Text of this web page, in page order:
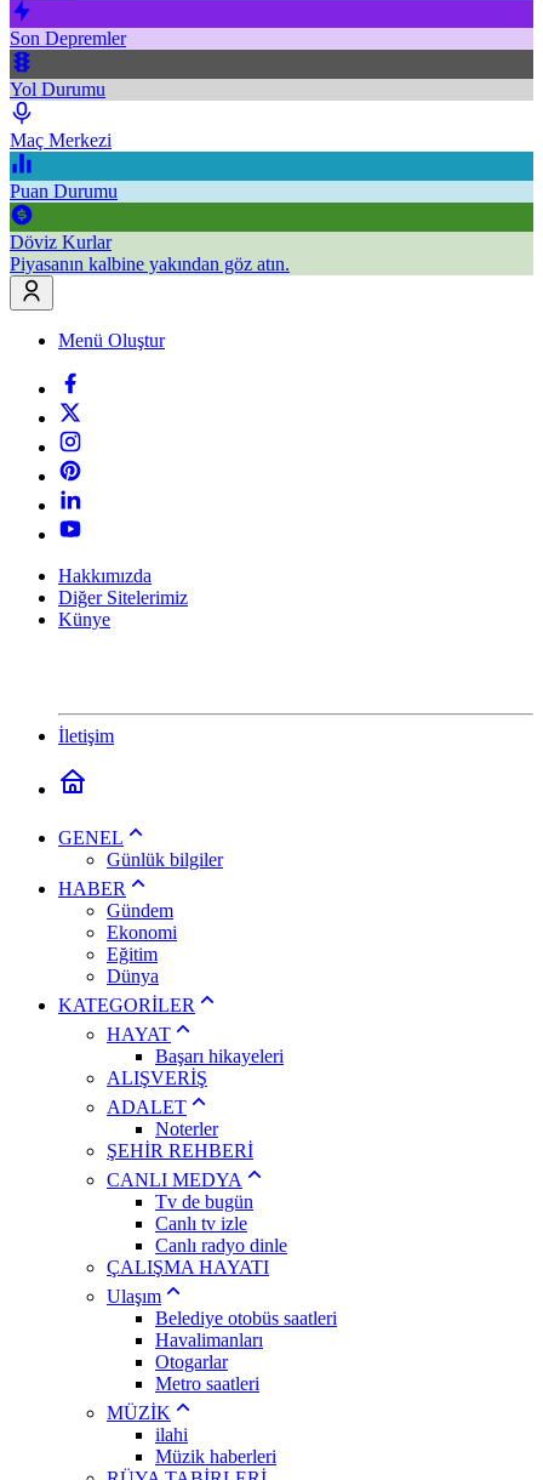
Son Depremler
Yol Durumu
Maç Merkezi
Puan Durumu
Döviz Kurlar
Piyasanın kalbine yakından göz atın.
Menü Oluştur
Hakkımızda
Diğer Sitelerimiz
Künye
İletişim
GENEL
Günlük bilgiler
HABER
Gündem
Ekonomi
Eğitim
Dünya
KATEGORİLER
HAYAT
Başarı hikayeleri
ALIŞVERİŞ
ADALET
Noterler
ŞEHİR REHBERİ
CANLI MEDYA
Tv de bugün
Canlı tv izle
Canlı radyo dinle
ÇALIŞMA HAYATI
Ulaşım
Belediye otobüs saatleri
Havalimanları
Otogarlar
Metro saatleri
MÜZİK
ilahi
Müzik haberleri